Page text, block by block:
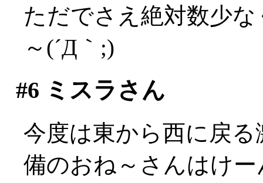
ただでさえ絶対数少
～(´Д｀;)
#6 ミスラさん
今度は東から西に戻
備のおね～さんはけ